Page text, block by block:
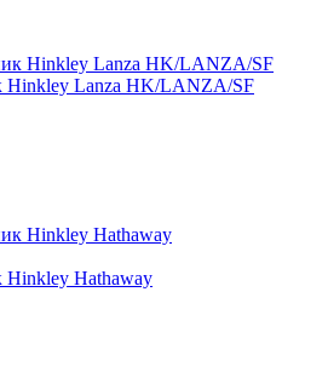
Hinkley Lanza HK/LANZA/SF
Hinkley Hathaway